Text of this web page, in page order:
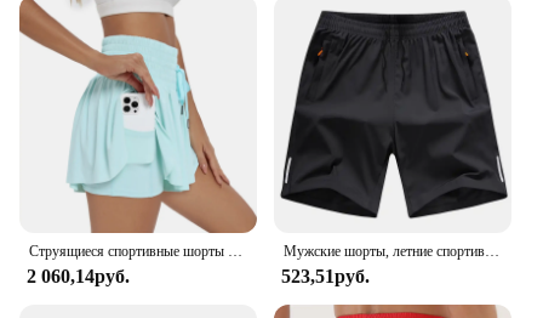
2 060,14руб.
Мужские шорты, летние спортивные быстросохнущие брюки из ледяного шелка, свободная верхняя одежда, пляжные повседневные брюки, оптовая продажа
523,51руб.